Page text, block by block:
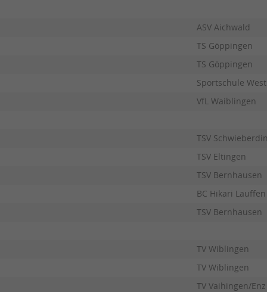
ASV Aichwald
TS Göppingen
TS Göppingen
Sportschule West
VfL Waiblingen
TSV
TSV Eltingen
TSV Bernhausen
BC Hikari Lauffen
TSV Bernhausen
TV Wiblingen
TV Wiblingen
TV Vaihingen/Enz